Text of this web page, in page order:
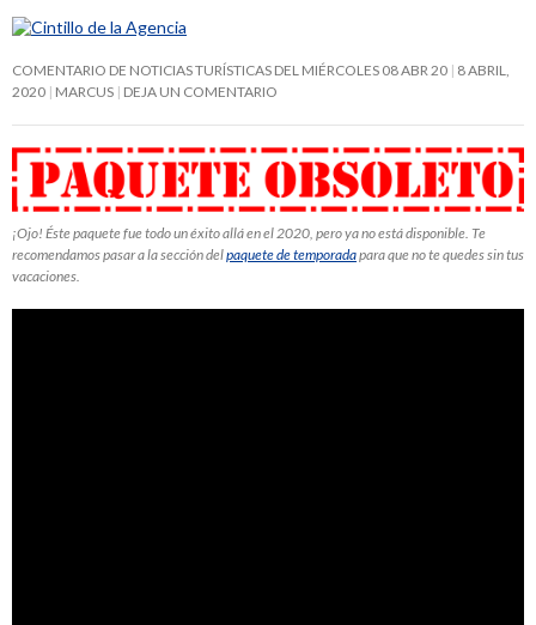
COMENTARIO DE NOTICIAS TURÍSTICAS DEL MIÉRCOLES 08 ABR 20 8 ABRIL,
2020 MARCUS DEJA UN COMENTARIO
¡Ojo! Éste paquete fue todo un éxito allá en el 2020, pero ya no está disponible. Te
recomendamos pasar a la sección delpaquete de temporadapara que no te quedes sin tus
vacaciones.